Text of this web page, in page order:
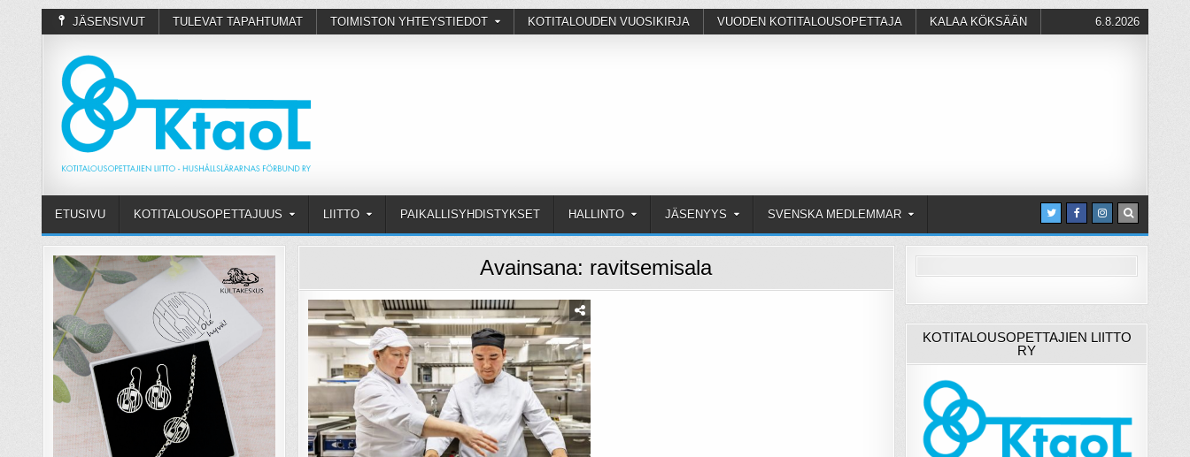
JÄSENSIVUT TULEVAT TAPAHTUMAT TOIMISTON YHTEYSTIEDOT KOTITALOUDEN VUOSIKIRJA VUODEN KOTITALOUSOPETTAJA KALAA KÖKSÄÄN 6.8.2026
ETUSIVU KOTITALOUSOPETTAJUUS LIITTO PAIKALLISYHDISTYKSET HALLINTO JÄSENYYS SVENSKA MEDLEMMAR
Avainsana: ravitsemisala
KOTITALOUSOPETTAJIEN LIITTO
RY